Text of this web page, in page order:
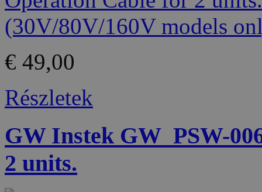
€ 49,00
Részletek
GW Instek GW_PSW-
2 units.